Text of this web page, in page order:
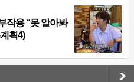
작용 “못 알아봐
획4)